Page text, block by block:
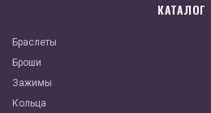
КАТАЛОГ
Браслеты
Броши
Зажимы
Кольца